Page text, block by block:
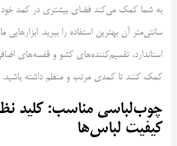
به شما کمک می‌کند فضای بیشتری در کمد خود
سانتی‌متر آن بهترین استفاده را ببرید.
استاندارد، تقسیم‌کننده‌های کشو و قفسه‌های
کمک کنند تا کمدی مرتب و منظم داشته باشید.
چوب‌لباسی مناسب: کلید
کیفیت لباس‌ها